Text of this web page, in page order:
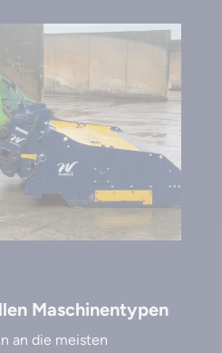
Maschinentypen
an die meisten